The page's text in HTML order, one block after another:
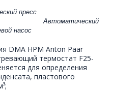
пресс
Автоматический
насос
DMA HPM Anton Paar
термостат F25-
для определения
пластового